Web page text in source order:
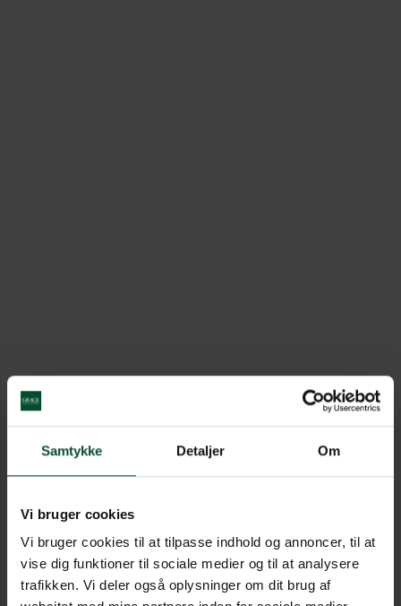
Samtykke Detaljer Om
Vi bruger cookies
Vi bruger cookies til at tilpasse indhold og annoncer, til at
vise dig funktioner til sociale medier og til at analysere
trafikken. Vi deler også oplysninger om dit brug af